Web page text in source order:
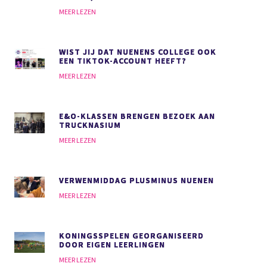
MEER LEZEN
WIST JIJ DAT NUENENS COLLEGE OOK
EEN TIKTOK-ACCOUNT HEEFT?
MEER LEZEN
E&O-KLASSEN BRENGEN BEZOEK AAN
TRUCKNASIUM
MEER LEZEN
VERWENMIDDAG PLUSMINUS NUENEN
MEER LEZEN
KONINGSSPELEN GEORGANISEERD
DOOR EIGEN LEERLINGEN
MEER LEZEN